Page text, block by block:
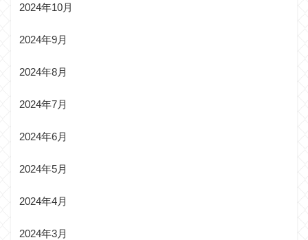
2024年10月
2024年9月
2024年8月
2024年7月
2024年6月
2024年5月
2024年4月
2024年3月